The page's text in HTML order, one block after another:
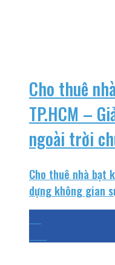
Cho thuê
TP.HCM –
ngoài trời
Cho thuê nhà bạt
dựng không gian